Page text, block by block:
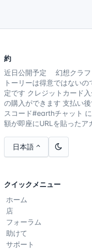
約
近日公開予定 幻想クラ
トーリーは得意ではない
定です クレジットカード
の購入ができます 支払い
スコード#earthチャット
額が即座にURLを貼ったア
日本語
クイックメニュー
ホーム
店
フォーラム
助けて
サポート